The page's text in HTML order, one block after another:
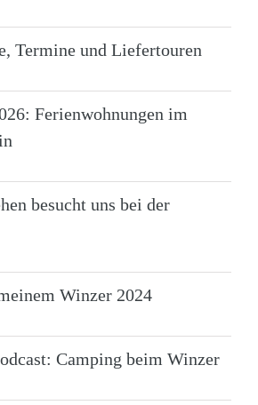
Termine und Liefertouren
Ferienwohnungen im
besucht uns bei der
Winzer 2024
Camping beim Winzer